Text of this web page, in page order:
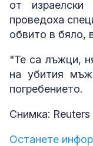
от
проведоха
обвито в бяло,
"Те са лъжци,
на убития
погребението.
Снимка: Reuters
Останете